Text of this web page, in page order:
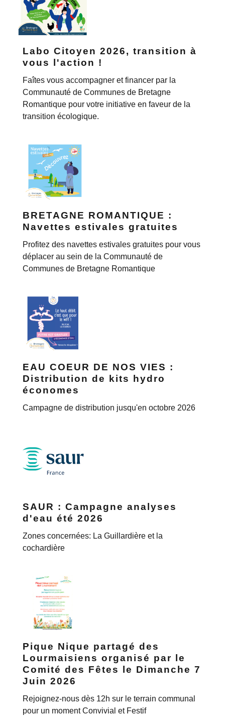
Labo Citoyen 2026, transition à
vous l'action !
Faîtes vous accompagner et financer par la
Communauté de Communes de Bretagne
Romantique pour votre initiative en faveur de la
transition écologique.
BRETAGNE ROMANTIQUE :
Navettes estivales gratuites
Profitez des navettes estivales gratuites pour vous
déplacer au sein de la Communauté de
Communes de Bretagne Romantique
EAU COEUR DE NOS VIES :
Distribution de kits hydro
économes
Campagne de distribution jusqu'en octobre 2026
SAUR : Campagne analyses
d'eau été 2026
Zones concernées: La Guillardière et la
cochardière
Pique Nique partagé des
Lourmaisiens organisé par le
Comité des Fêtes le Dimanche 7
Juin 2026
Rejoignez-nous dès 12h sur le terrain communal
pour un moment Convivial et Festif